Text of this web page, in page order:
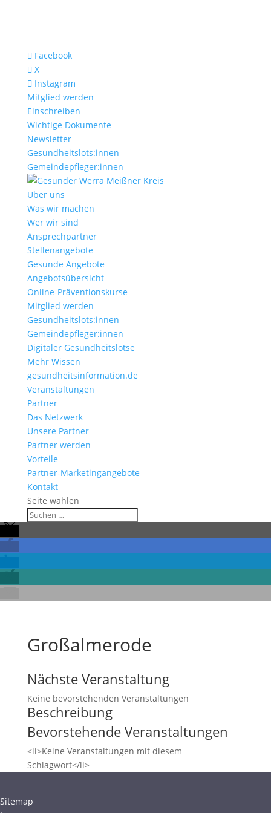
Facebook
X
Instagram
Mitglied werden
Einschreiben
Wichtige Dokumente
Newsletter
Gesundheitslots:innen
Gemeindepfleger:innen
Über uns
Was wir machen
Wer wir sind
Ansprechpartner
Stellenangebote
Gesunde Angebote
Angebotsübersicht
Online-Präventionskurse
Mitglied werden
Gesundheitslots:innen
Gemeindepfleger:innen
Digitaler Gesundheitslotse
Mehr Wissen
gesundheitsinformation.de
Veranstaltungen
Partner
Das Netzwerk
Unsere Partner
Partner werden
Vorteile
Partner-Marketingangebote
Kontakt
Seite wählen
Großalmerode
Nächste Veranstaltung
Keine bevorstehenden Veranstaltungen
Beschreibung
Bevorstehende Veranstaltungen
<li>Keine Veranstaltungen mit diesem
Schlagwort</li>
Sitemap